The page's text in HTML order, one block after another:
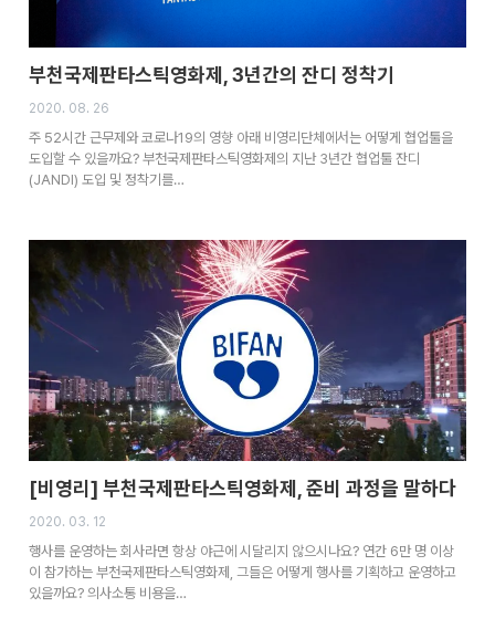
부천국제판타스틱영화제, 3년간의 잔디 정착기
2020. 08. 26
주 52시간 근무제와 코로나19의 영향 아래 비영리단체에서는 어떻게 협업툴을
도입할 수 있을까요? 부천국제판타스틱영화제의 지난 3년간 협업툴 잔디
(JANDI) 도입 및 정착기를…
[비영리] 부천국제판타스틱영화제, 준비 과정을 말하다
2020. 03. 12
행사를 운영하는 회사라면 항상 야근에 시달리지 않으시나요? 연간 6만 명 이상
이 참가하는 부천국제판타스틱영화제, 그들은 어떻게 행사를 기획하고 운영하고
있을까요? 의사소통 비용을…